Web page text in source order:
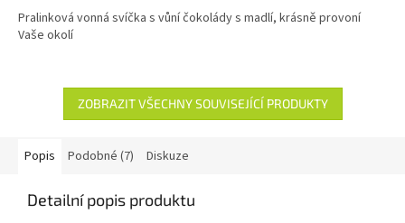
Pralinková vonná svíčka s vůní čokolády s madlí, krásně provoní
Vaše okolí
ZOBRAZIT VŠECHNY SOUVISEJÍCÍ PRODUKTY
Popis Podobné (7) Diskuze
Detailní popis produktu